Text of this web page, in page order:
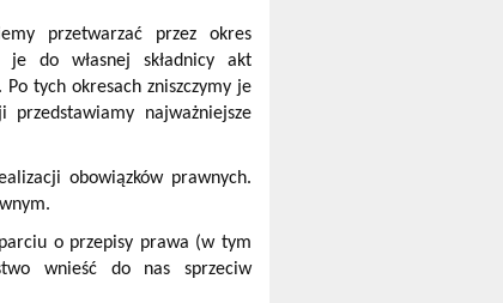
przetwarzać przez okres
do własnej składnicy akt
tych okresach zniszczymy je
przedstawiamy najważniejsze
obowiązków prawnych.
o przepisy prawa (w tym
wnieść do nas sprzeciw